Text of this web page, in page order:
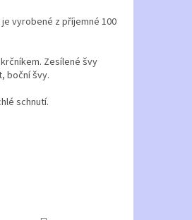
je vyrobené z příjemné 100
Zesílené švy
boční švy.
schnutí.